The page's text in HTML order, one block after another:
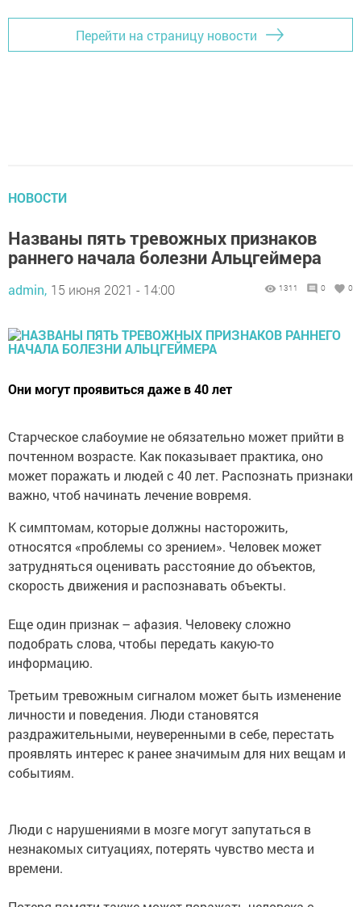
Перейти на страницу новости
НОВОСТИ
Названы пять тревожных признаков
раннего начала болезни Альцгеймера
admin, 15 июня 2021 - 14:00 1311 0 0
Они могут проявиться даже в 40 лет
Старческое слабоумие не обязательно может прийти в
почтенном возрасте. Как показывает практика, оно
может поражать и людей с 40 лет. Распознать признаки
важно, чтоб начинать лечение вовремя.
К симптомам, которые должны насторожить,
относятся «проблемы со зрением». Человек может
затрудняться оценивать расстояние до объектов,
скорость движения и распознавать объекты.
Еще один признак – афазия. Человеку сложно
подобрать слова, чтобы передать какую-то
информацию.
Третьим тревожным сигналом может быть изменение
личности и поведения. Люди становятся
раздражительными, неуверенными в себе, перестать
проявлять интерес к ранее значимым для них вещам и
событиям.
Люди с нарушениями в мозге могут запутаться в
незнакомых ситуациях, потерять чувство места и
времени.